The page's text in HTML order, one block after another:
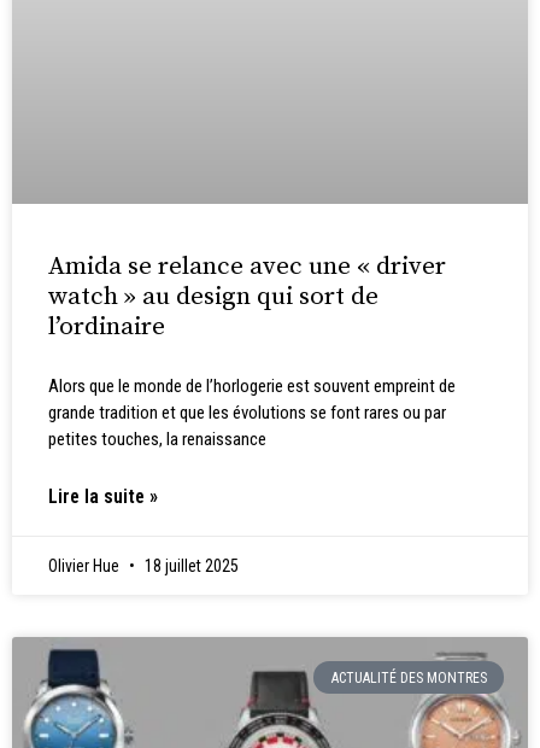
Amida se relance avec une « driver
watch » au design qui sort de
l’ordinaire
Alors que le monde de l’horlogerie est souvent empreint de
grande tradition et que les évolutions se font rares ou par
petites touches, la renaissance
Lire la suite »
Olivier Hue 18 juillet 2025
ACTUALITÉ DES MONTRES